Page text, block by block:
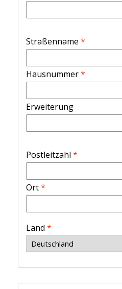
Straßenname *
Hausnummer*
Erweiterung
Postleitzahl *
Ort*
Land *